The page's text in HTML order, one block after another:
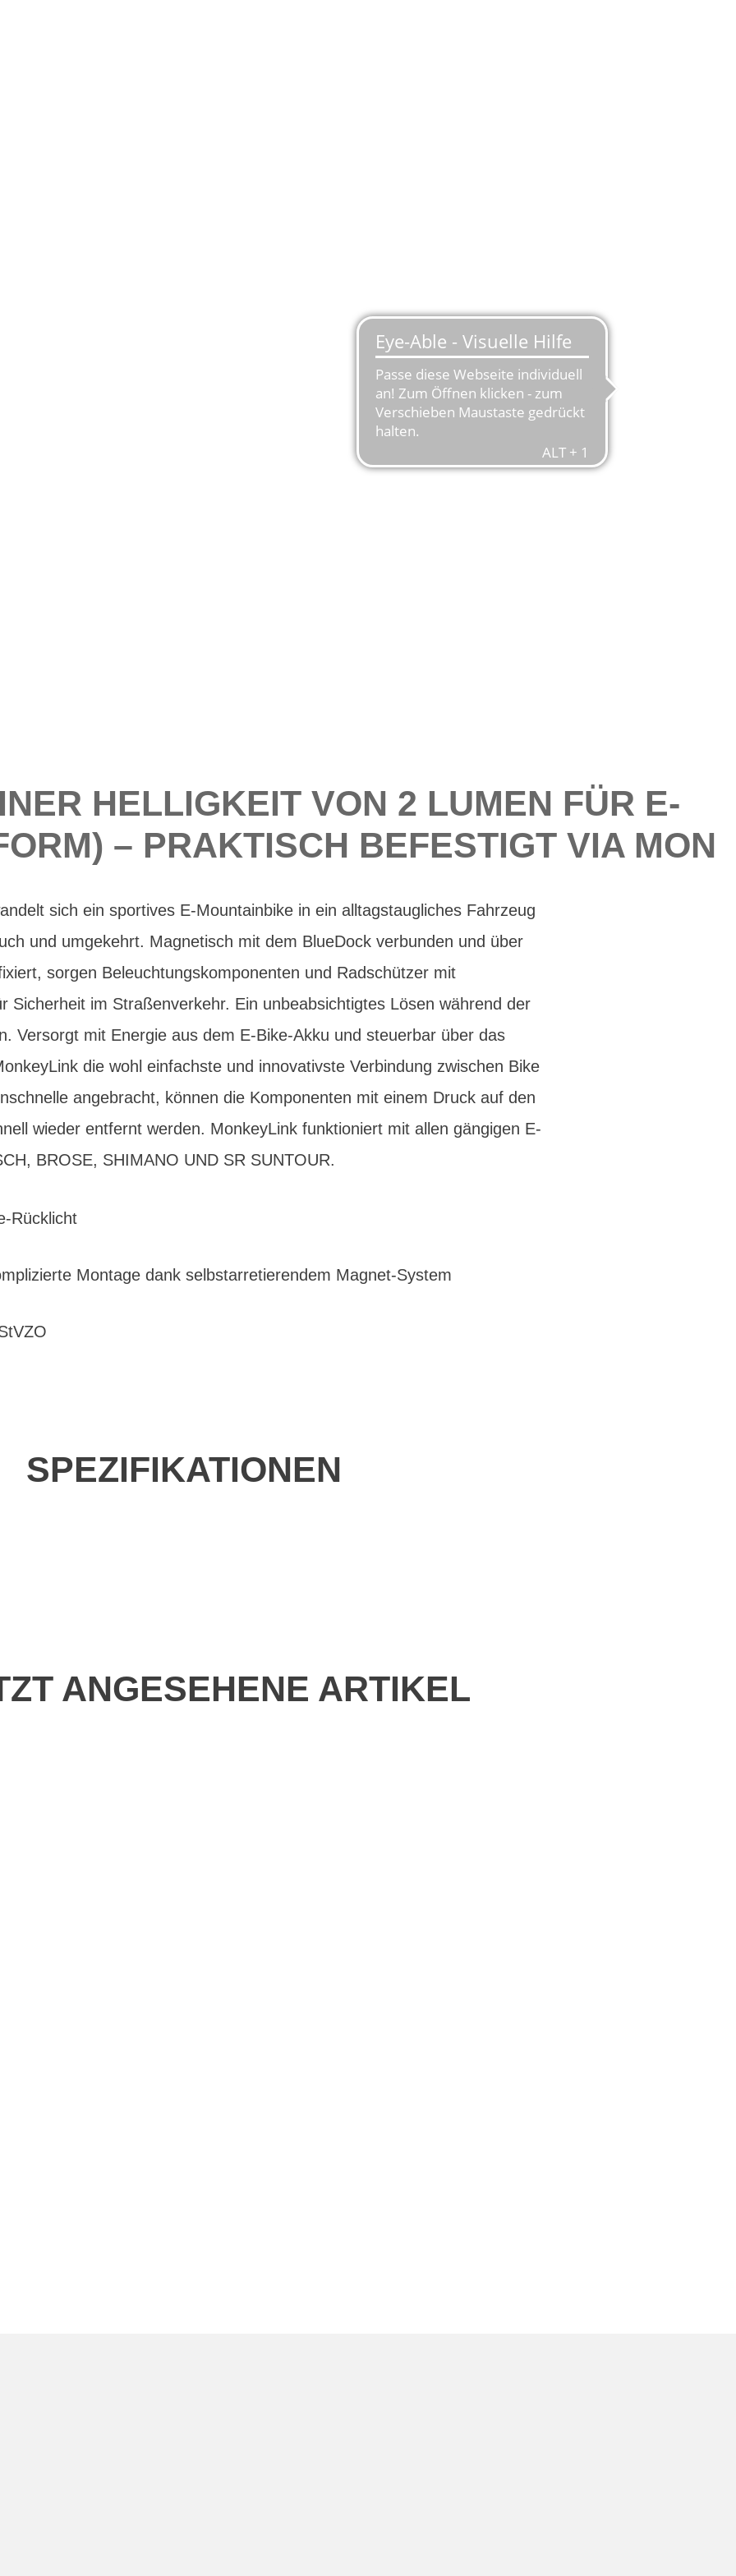
HELLIGKEIT VON 2 LUMEN FÜR E-
– PRAKTISCH BEFESTIGT VIA MON
sich ein sportives E-Mountainbike in ein alltagstaugliches Fahrzeug
und umgekehrt. Magnetisch mit dem BlueDock verbunden und über
sorgen Beleuchtungskomponenten und Radschützer mit
Sicherheit im Straßenverkehr. Ein unbeabsichtigtes Lösen während der
Versorgt mit Energie aus dem E-Bike-Akku und steuerbar über das
die wohl einfachste und innovativste Verbindung zwischen Bike
angebracht, können die Komponenten mit einem Druck auf den
wieder entfernt werden. MonkeyLink funktioniert mit allen gängigen E-
BROSE, SHIMANO UND SR SUNTOUR.
Rücklicht
Montage dank selbstarretierendem Magnet-System
SPEZIFIKATIONEN
ANGESEHENE ARTIKEL